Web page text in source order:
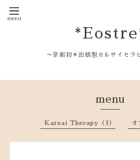
〜京都初＊出張型カルサイセラ
menu
Karsai Therapy（3） オ